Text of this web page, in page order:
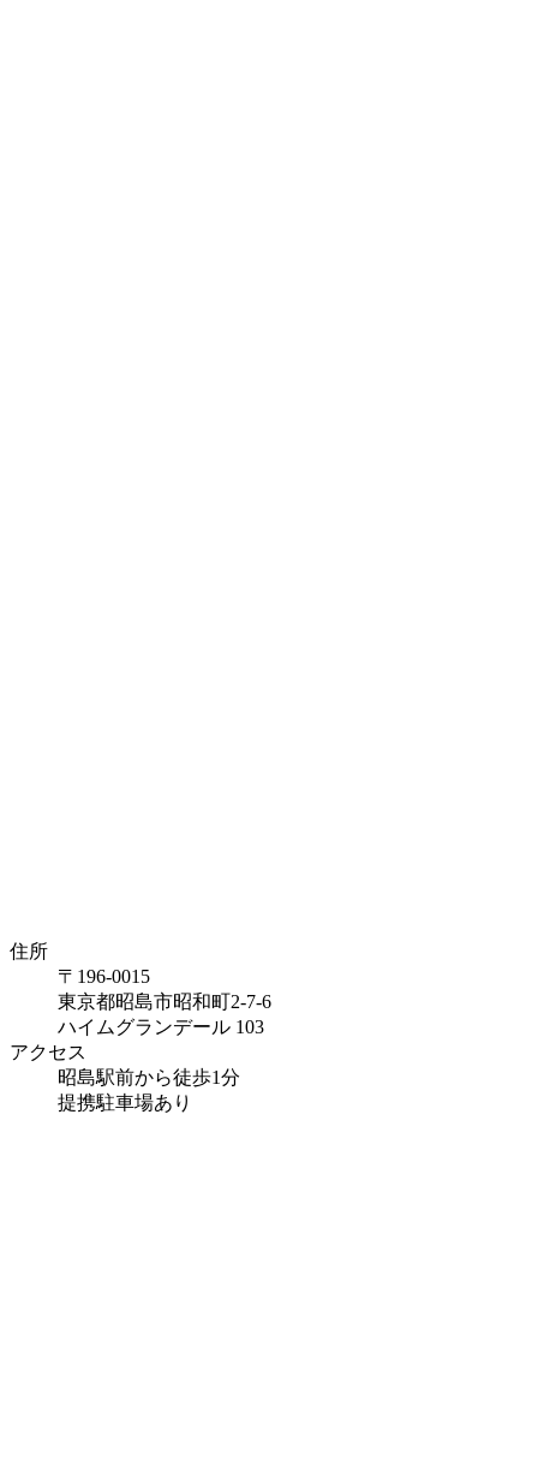
住所
〒196-0015
東京都昭島市昭和町2-7-6
ハイムグランデール 103
アクセス
昭島駅前から徒歩1分
提携駐車場あり